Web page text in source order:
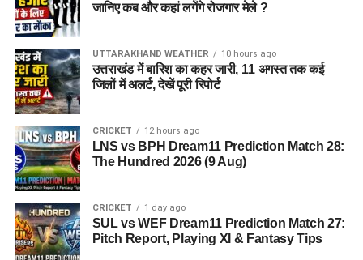
जानिए कब और कहां लगेंगे रोजगार मेले ?
UTTARAKHAND WEATHER 10 hours ago
उत्तराखंड में बारिश का कहर जारी, 11 अगस्त तक कई
जिलों में अलर्ट, देखें पूरी रिपोर्ट
CRICKET 12 hours ago
LNS vs BPH Dream11 Prediction Match 28:
The Hundred 2026 (9 Aug)
CRICKET 1 day ago
SUL vs WEF Dream11 Prediction Match 27:
Pitch Report, Playing XI & Fantasy Tips